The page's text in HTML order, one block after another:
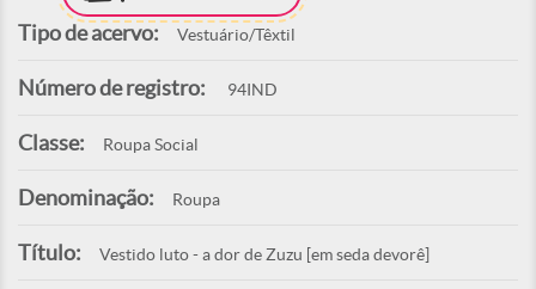
Tipo de acervo: Vestuário/Têxtil
Número de registro: 94IND
Classe: Roupa Social
Denominação: Roupa
Título: Vestido luto - a dor de Zuzu [em seda devorê]